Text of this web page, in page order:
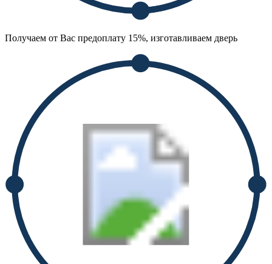
Получаем от Вас предоплату 15%, изготавливаем дверь